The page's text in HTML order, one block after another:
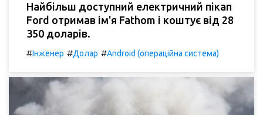
Найбільш доступний електричний пікап
Ford отримав ім'я Fathom і коштує від 28
350 доларів.
#Інженер #Долар #Android (операційна система)